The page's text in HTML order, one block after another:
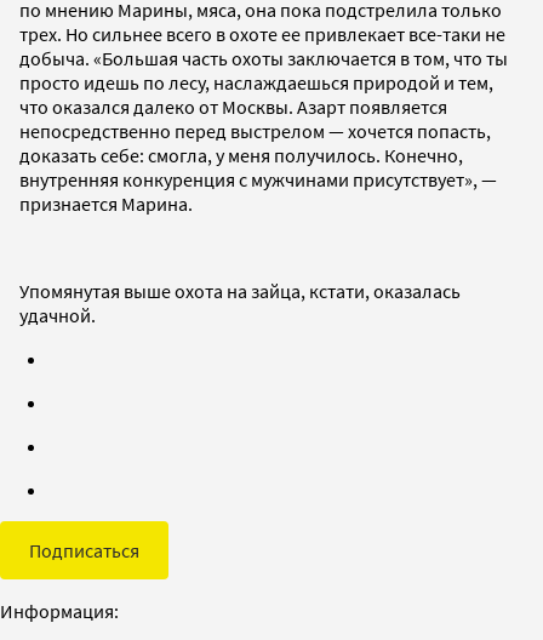
по мнению Марины, мяса, она пока подстрелила только
трех. Но сильнее всего в охоте ее привлекает все-таки не
добыча. «Большая часть охоты заключается в том, что ты
просто идешь по лесу, наслаждаешься природой и тем,
что оказался далеко от Москвы. Азарт появляется
непосредственно перед выстрелом — хочется попасть,
доказать себе: смогла, у меня получилось. Конечно,
внутренняя конкуренция с мужчинами присутствует», —
признается Марина.
Упомянутая выше охота на зайца, кстати, оказалась
удачной.
Подписаться
Информация: